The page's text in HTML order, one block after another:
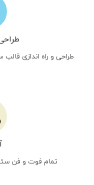
طراحی و راه اندازی
تمام فوت و فن